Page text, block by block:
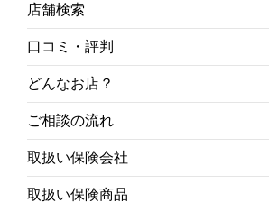
店舗検索
口コミ・評判
どんなお店？
ご相談の流れ
取扱い保険会社
取扱い保険商品